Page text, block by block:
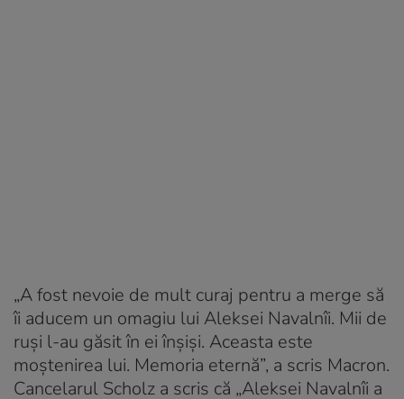
„A fost nevoie de mult curaj pentru a merge să
îi aducem un omagiu lui Aleksei Navalnîi. Mii de
ruși l-au găsit în ei înșiși. Aceasta este
moștenirea lui. Memoria eternă”, a scris Macron.
Cancelarul Scholz a scris că „Aleksei Navalnîi a